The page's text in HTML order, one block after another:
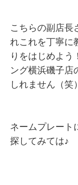
こちらの副店長
れこれを丁寧に
りをはじめよう
ング横浜磯子店
しれません（笑）
ネームプレート
探してみては♪